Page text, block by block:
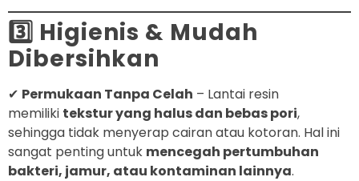
3️⃣ Higienis & Mudah
Dibersihkan
✔ Permukaan Tanpa Celah – Lantai resin
memiliki tekstur yang halus dan bebas pori,
sehingga tidak menyerap cairan atau kotoran. Hal ini
sangat penting untuk mencegah pertumbuhan
bakteri, jamur, atau kontaminan lainnya.